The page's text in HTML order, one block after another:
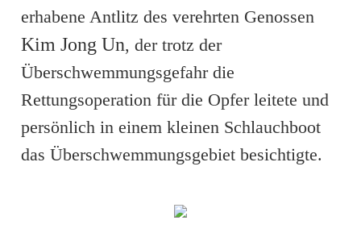
erhabene Antlitz des verehrten Genossen
Kim Jong Un, der trotz der
Überschwemmungsgefahr die
Rettungsoperation für die Opfer leitete und
persönlich in einem kleinen Schlauchboot
das Überschwemmungsgebiet besichtigte.